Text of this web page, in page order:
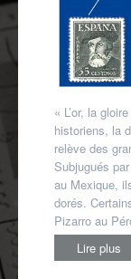
« L’or, la
historiens, la
relève des
Subjugués
au Mexique,
dorés.
Pizarro au
Lire plus